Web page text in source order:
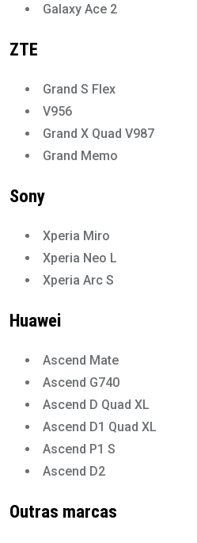
Galaxy Ace 2
ZTE
Grand S Flex
V956
Grand X Quad V987
Grand Memo
Sony
Xperia Miro
Xperia Neo L
Xperia Arc S
Huawei
Ascend Mate
Ascend G740
Ascend D Quad XL
Ascend D1 Quad XL
Ascend P1 S
Ascend D2
Outras marcas